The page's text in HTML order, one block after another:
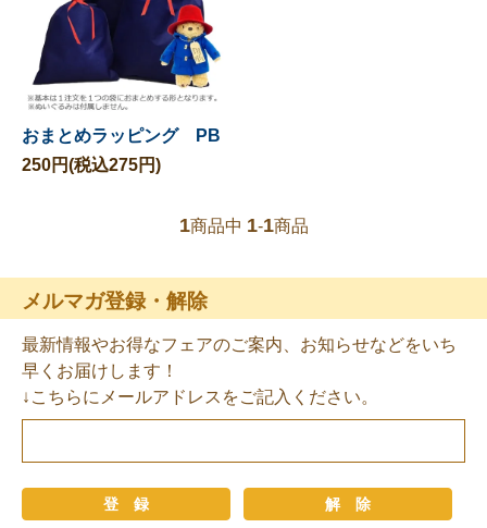
おまとめラッピング PB
250円(税込275円)
1商品中 1-1商品
メルマガ登録・解除
最新情報やお得なフェアのご案内、お知らせなどをいち
早くお届けします！
↓こちらにメールアドレスをご記入ください。